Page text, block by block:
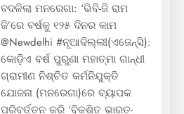
ବଦଳିଲା ମନରେଗା: ‘ଭିବି-ଜି ରାମ
ଜି’ରେ ବର୍ଷକୁ ୧୨୫ ଦିନର କାମ
@Newdelhi #ନୂଆଦିଲ୍ଲୀ(ଏଜେନ୍ସି):
କୋଡ଼ିଏ ବର୍ଷ ପୁରୁଣା ମହାତ୍ମା ଗାନ୍ଧୀ
ଗ୍ରାମୀଣ ନିଶ୍ଚିତ କର୍ମନିଯୁକ୍ତି
ଯୋଜନା (ମନରେଗା)ରେ ବ୍ୟାପକ
ପରିବର୍ତ୍ତନ କରି ‘ବିକଶିତ ଭାରତ-